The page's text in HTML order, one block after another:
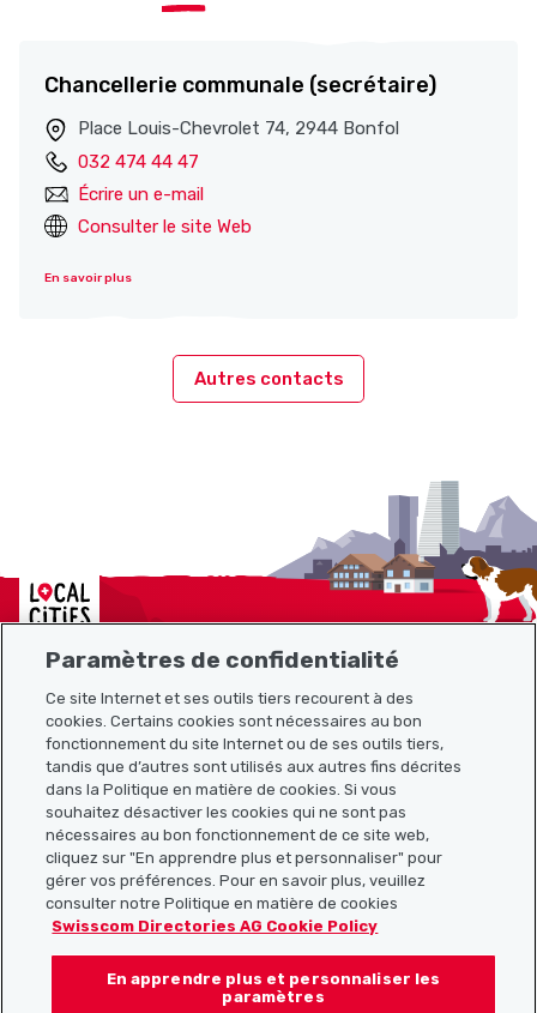
Chancellerie communale (secrétaire)
Place Louis-Chevrolet 74, 2944 Bonfol
032 474 44 47
Écrire un e-mail
Consulter le site Web
En savoir plus
Autres contacts
Localcities
Plan du site
Liens utiles
Télécharger l’application Localcities
Suis-nous sur les réseaux sociaux :
Paramètres de confidentialité
Ce site Internet et ses outils tiers recourent à des
cookies. Certains cookies sont nécessaires au bon
fonctionnement du site Internet ou de ses outils tiers,
tandis que d’autres sont utilisés aux autres fins décrites
dans la Politique en matière de cookies. Si vous
souhaitez désactiver les cookies qui ne sont pas
nécessaires au bon fonctionnement de ce site web,
cliquez sur "En apprendre plus et personnaliser" pour
gérer vos préférences. Pour en savoir plus, veuillez
consulter notre Politique en matière de cookies
Swisscom Directories AG Cookie Policy
En apprendre plus et personnaliser les
paramètres